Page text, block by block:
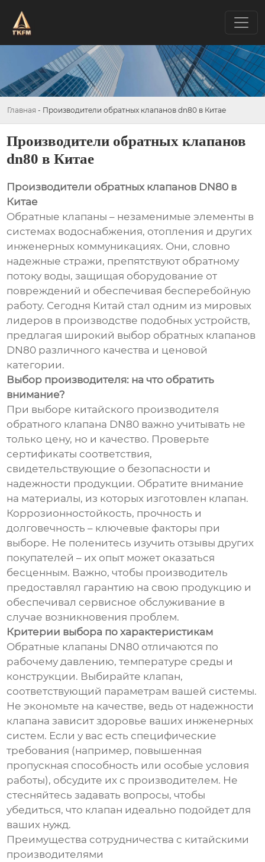
Главная - Производители обратных клапанов dn80 в Китае
Производители обратных клапанов
dn80 в Китае
Производители обратных клапанов DN80 в
Китае
Обратные клапаны – незаменимые элементы в
системах водоснабжения, отопления и других
инженерных коммуникациях. Они, словно
надежные стражи, препятствуют обратному
потоку воды, защищая оборудование от
повреждений и обеспечивая бесперебойную
работу. Сегодня Китай стал одним из мировых
лидеров в производстве подобных устройств,
предлагая широкий выбор обратных клапанов
DN80 различного качества и ценовой
категории.
Выбор производителя: на что обратить
внимание?
При выборе китайского производителя
обратного клапана DN80 важно учитывать не
только цену, но и качество. Проверьте
сертификаты соответствия,
свидетельствующие о безопасности и
надежности продукции. Обратите внимание
на материалы, из которых изготовлен клапан.
Коррозионностойкость, прочность и
долговечность – ключевые факторы при
выборе. Не поленитесь изучить отзывы других
покупателей – их опыт может оказаться
бесценным. Важно, чтобы производитель
предоставлял гарантию на свою продукцию и
обеспечивал сервисное обслуживание в
случае возникновения проблем.
Критерии выбора по характеристикам
Обратные клапаны DN80 отличаются по
рабочему давлению, температуре среды и
конструкции. Выбирайте клапан,
соответствующий параметрам вашей системы.
Не экономьте на качестве, ведь от надежности
клапана зависит здоровье ваших инженерных
систем. Если у вас есть специфические
требования (например, повышенная
пропускная способность или особые условия
работы), обсудите их с производителем. Не
стесняйтесь задавать вопросы, чтобы
убедиться, что клапан идеально подойдет для
ваших нужд.
Преимущества сотрудничества с китайскими
производителями